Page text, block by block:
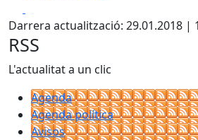
+
−
Darrera actualització: 29.01.2018 |
RSS
L'actualitat a un clic
Agenda
Agenda política
Avisos